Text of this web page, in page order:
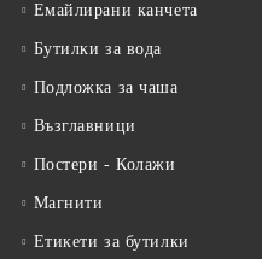
Емайлирани канчета
Бутилки за вода
Подложка за чаша
Възглавници
Постери - Колажи
Магнити
Етикети за бутилки